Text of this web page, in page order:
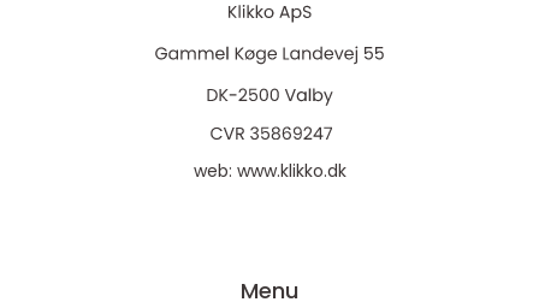
web: www.klikko.dk
Menu